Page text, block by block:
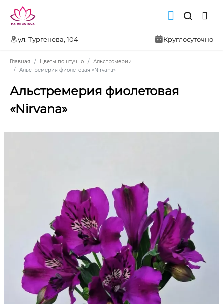
ул. Тургенева, 104 Круглосуточно
Главная Цветы поштучно
Альстромерии
Альстремерия фиолетовая «Nirvana»
Альстремерия фиолетовая
«Nirvana»